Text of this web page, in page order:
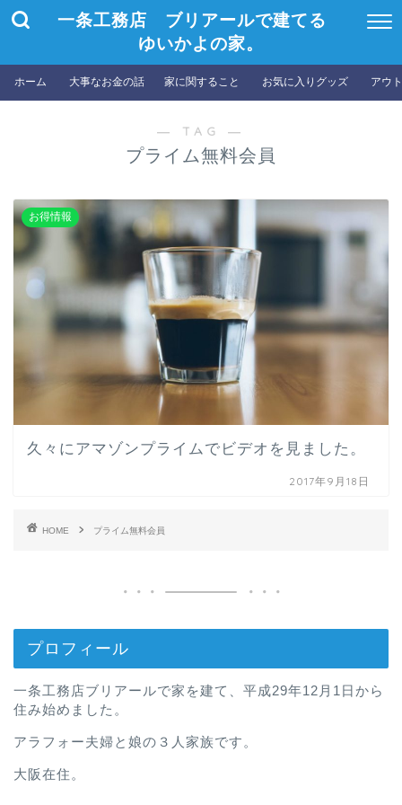
一条工務店 ブリアールで建てる
ゆいかよの家。
ホーム 大事なお金の話 家に関すること お気に入りグッズ アウ
― TAG ―
プライム無料会員
お得情報
久々にアマゾンプライムでビデオを見ました。
2017年9月18日
HOME プライム無料会員
プロフィール
一条工務店ブリアールで家を建て、平成29年12月1日から
住み始めました。
アラフォー夫婦と娘の３人家族です。
大阪在住。